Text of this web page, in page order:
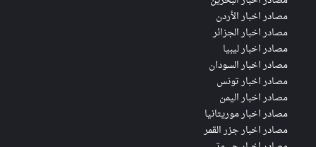
مصادر اخبار الأردن
مصادر اخبار الجزائر
مصادر اخبار ليبيا
مصادر اخبار السودان
مصادر اخبار تونس
مصادر اخبار اليمن
مصادر اخبار موريتانيا
مصادر اخبار جزر القمر